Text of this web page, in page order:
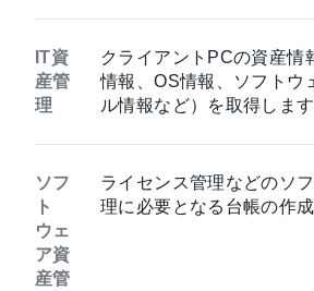
IT資
産管
理
クライアントPCの資産情
情報、OS情報、ソフトウ
ル情報など）を取得します
ソフ
ト
ウェ
ア資
産管
ライセンス管理などのソ
理に必要となる台帳の作